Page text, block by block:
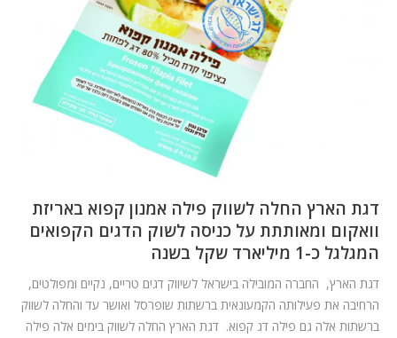
דגת הארץ החלה לשווק פילה אמנון קפוא באריזת
וואקום ומאותתת על כניסה לשוק הדגים הקפואים
המגלגל כ-1 מיליארד שקל בשנה
דגת הארץ, החברה המובילה בישראל לשיווק דגים טריים, נקיים ומפולטים,
הרחיבה את פעילותה הקמעונאית ברשתות שופרסל ואושר עד והחלה לשווק
ברשתות אלה גם פילה דג קפוא. דגת הארץ החלה לשווק בימים אלה פילה